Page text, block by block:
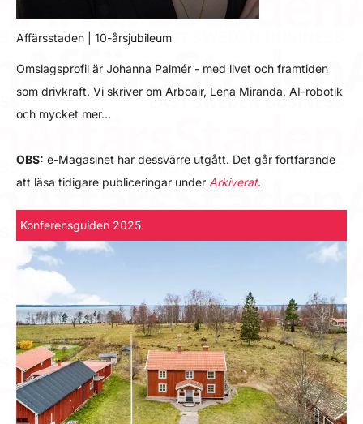
Affärsstaden | 10-årsjubileum
Omslagsprofil är Johanna Palmér - med livet och framtiden
som drivkraft. Vi skriver om Arboair, Lena Miranda, AI-robotik
och mycket mer…
OBS: e-Magasinet har dessvärre utgått. Det går fortfarande
att läsa tidigare publiceringar under Arkiverat.
Konferensguiden 2025